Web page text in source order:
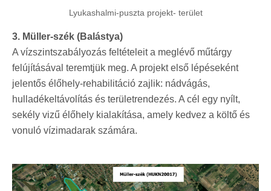
Lyukashalmi-puszta projekt- terület
3. Müller-szék (Balástya)
A vízszintszabályozás feltételeit a meglévő műtárgy
felújításával teremtjük meg. A projekt első lépéseként
jelentős élőhely-rehabilitáció zajlik: nádvágás,
hulladékeltávolítás és területrendezés. A cél egy nyílt,
sekély vizű élőhely kialakítása, amely kedvez a költő és
vonuló vízimadarak számára.